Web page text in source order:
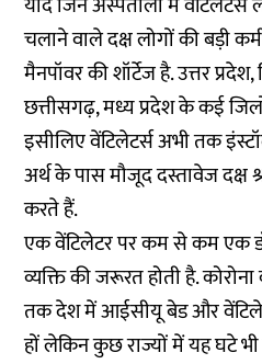
चलाने वाले दक्ष लोगों की बड़ी
मैनपॉवर की शॉर्टेज है. उत्तर प्रदेश,
छत्तीसगढ़, मध्य प्रदेश के कई
इसीलिए वेंटिलेटर्स अभी तक
अर्थ के पास मौजूद दस्तावेज दक्ष
करते हैं.
एक वेंटिलेटर पर कम से कम एक
व्यक्ति की जरूरत होती है.
तक देश में आईसीयू बेड और
हों लेकिनकुछ राज्यों में यह घटे